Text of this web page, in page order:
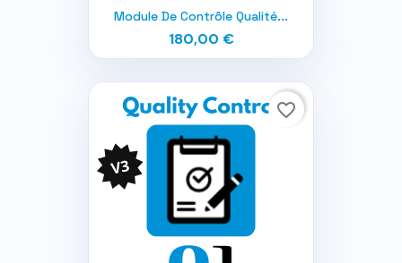
Module De Contrôle Qualité...
180,00 €
favorite_border